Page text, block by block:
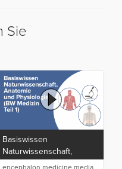
Sie
Basiswissen
Naturwissenschaft,
Anatomie und Physiologie